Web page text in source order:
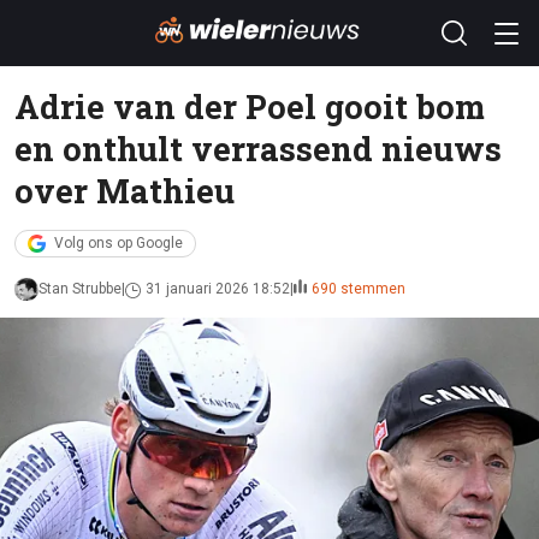
Adrie van der Poel gooit bom
en onthult verrassend nieuws
over Mathieu
Volg ons op Google
Stan Strubbe 31 januari 2026 18:52 690 stemmen